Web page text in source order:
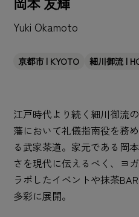
Yuki Okamoto
京都市 | KYOTO 細川御流 |
江戸時代より続く細川御流
藩において礼儀指南役を務
る武家茶道。家元である岡
さを現代に伝えるべく、ヨ
ラボしたイベントや抹茶
多彩に展開。